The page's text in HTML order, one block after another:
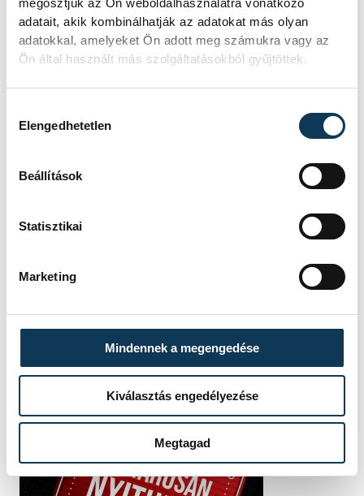
adatait, akik kombinálhatják az adatokat más olyan
adatokkal, amelyeket Ön adott meg számukra vagy az
Ön által használt más szolgáltatásokból gyűjtöttek.
Elengedhetetlen
Beállítások
Statisztikai
Marketing
Mindennek a megengedése
Kiválasztás engedélyezése
Megtagad
33-27 (19-12)
tj.:a Tatabánya, 63-59-es összesítéssel.